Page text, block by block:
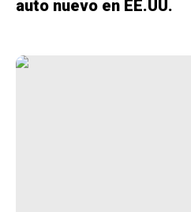
auto nuevo en EE.UU.